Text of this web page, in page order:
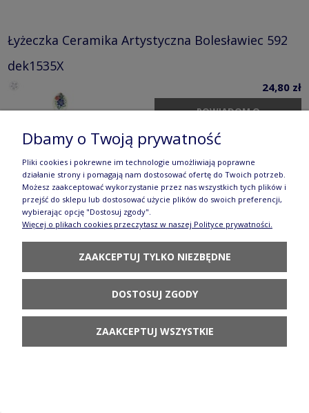
Łyżeczka Ceramika Artystyczna Bolesławiec 592
dek1535X
24,80 zł
POWIADOM O
Kubek V 0,3 L Ceramika Artystyczna Bolesławiec
K236 dek1535X
POWIADOM O
Dbamy o Twoją prywatność
Pliki cookies i pokrewne im technologie umożliwiają poprawne
działanie strony i pomagają nam dostosować ofertę do Twoich potrzeb.
Możesz zaakceptować wykorzystanie przez nas wszystkich tych plików i
przejść do sklepu lub dostosować użycie plików do swoich preferencji,
wybierając opcję "Dostosuj zgody".
Więcej o plikach cookies przeczytasz w naszej Polityce prywatności.
ZAAKCEPTUJ TYLKO NIEZBĘDNE
DOSTOSUJ ZGODY
ZAAKCEPTUJ WSZYSTKIE